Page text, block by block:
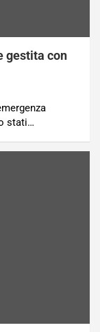
gestita con
stati…